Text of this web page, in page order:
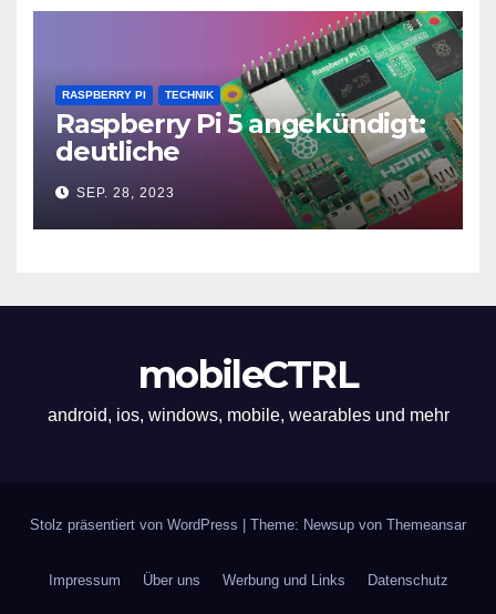
RASPBERRY PI TECHNIK
Raspberry Pi 5 angekündigt:
deutliche
Leistungssteigerung und bis
zu 2x 4K60
SEP. 28, 2023
mobileCTRL
android, ios, windows, mobile, wearables und mehr
Stolz präsentiert von WordPress Theme: Newsup von Themeansar
Impressum Über uns Werbung und Links Datenschutz